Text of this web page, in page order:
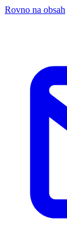
Rovno na obsah